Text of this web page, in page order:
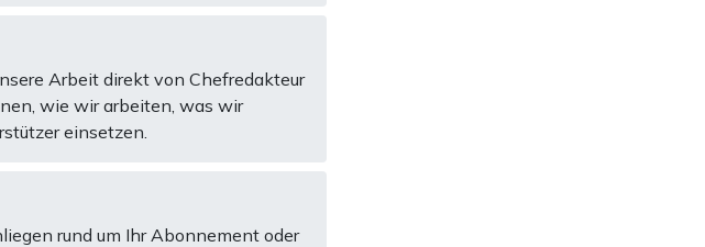
Arbeit direkt von Chefredakteur
wie wir arbeiten, was wir
einsetzen.
rund um Ihr Abonnement oder